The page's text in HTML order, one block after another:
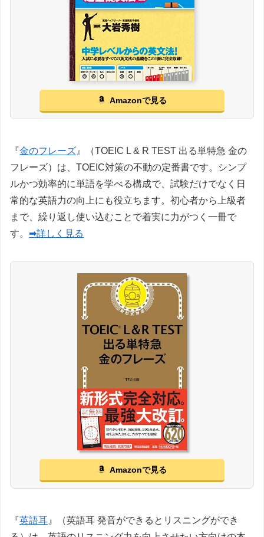
Amazonで見る
『金のフレーズ 』（TOEIC L & R TEST 出る単特急 金の
フレーズ）は、TOEIC対策の不動の定番書です。シンプ
ルかつ効率的に単語を学べる構成で、試験だけでなく日
常的な英語力の向上にも役立ちます。初心者から上級者
まで、繰り返し使い込むことで着実に力がつく一冊で
す。 ➡詳しく見る
Amazonで見る
『英語耳 』（英語耳 発音ができるとリスニングができ